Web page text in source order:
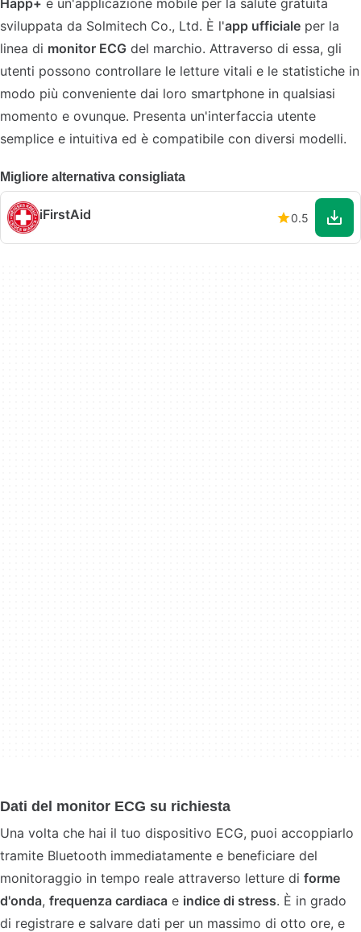
Happ+ è un'applicazione mobile per la salute gratuita
sviluppata da Solmitech Co., Ltd. È l'app ufficiale per la
linea di monitor ECG del marchio. Attraverso di essa, gli
utenti possono controllare le letture vitali e le statistiche in
modo più conveniente dai loro smartphone in qualsiasi
momento e ovunque. Presenta un'interfaccia utente
semplice e intuitiva ed è compatibile con diversi modelli.
Migliore alternativa consigliata
iFirstAid 0.5
Dati del monitor ECG su richiesta
Una volta che hai il tuo dispositivo ECG, puoi accoppiarlo
tramite Bluetooth immediatamente e beneficiare del
monitoraggio in tempo reale attraverso letture di forme
d'onda, frequenza cardiaca e indice di stress. È in grado
di registrare e salvare dati per un massimo di otto ore, e